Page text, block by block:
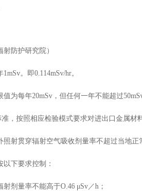
防护研究院）
。即0.114mSv/hr。
为每年20mSv，但任何一年不能超过50mSv
准，按照相应检验模式要求对进出口金属材
照射贯穿辐射空气吸收剂量率不超过当地正
下要求控制：
剂量率不能高于O.46 μSv／h；